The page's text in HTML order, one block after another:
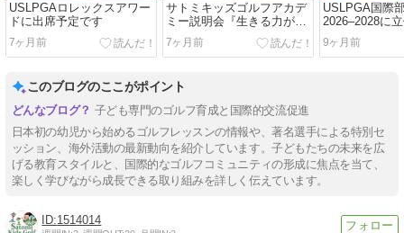
USLPGAロレックスアワー
ドに出席予定です
7ヶ月前
サトミキッズゴルフアカデ
ミー説明会『生きる力が育
つゴルフ教育とは？』
7ヶ月前
USLPGA国際
2026–2028に
た
9ヶ月前
このブログのここがポイント
子ども専門のゴルフ育成と国際的交流促進
日本初の幼児から始めるゴルフレッスンの情報や、著名選手による特別セ
ッション、海外活動の最新動向を紹介しています。子どもたちの未来を広
げる教育スタイルと、国際的なゴルフコミュニティの形成に焦点を当て、
楽しく学びながら成長できる取り組みを詳しく伝えています。
1514014